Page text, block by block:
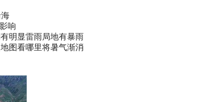
海
响
明显雷雨局地有暴雨
图看哪里将暑气渐消